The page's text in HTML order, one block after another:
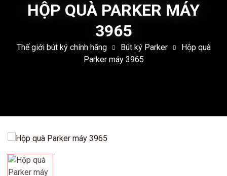
HỘP QUÀ PARKER MÁY
3965
Thế giới bút ký chính hãng Bút ký Parker
Hộp quà
Parker máy 3965